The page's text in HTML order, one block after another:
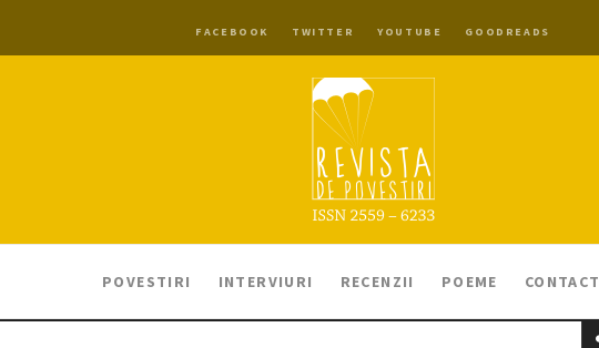
FACEBOOK TWITTER YOUTUBE GOODREADS
POVESTIRI INTERVIURI RECENZII POEME CONTACT